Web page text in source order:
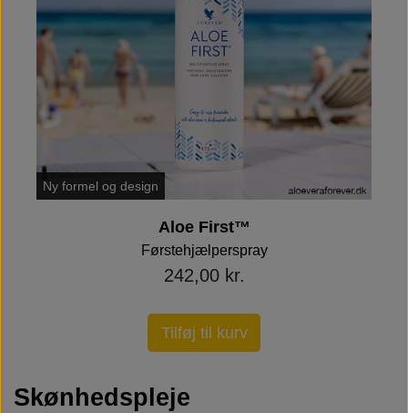
Ny formel og design
Aloe First™
Førstehjælperspray
242,00 kr.
Tilføj til kurv
Skønhedspleje